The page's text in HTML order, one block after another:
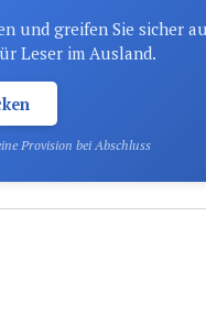
und greifen Sie sicher
Leser im Ausland.
Provision bei Abschluss